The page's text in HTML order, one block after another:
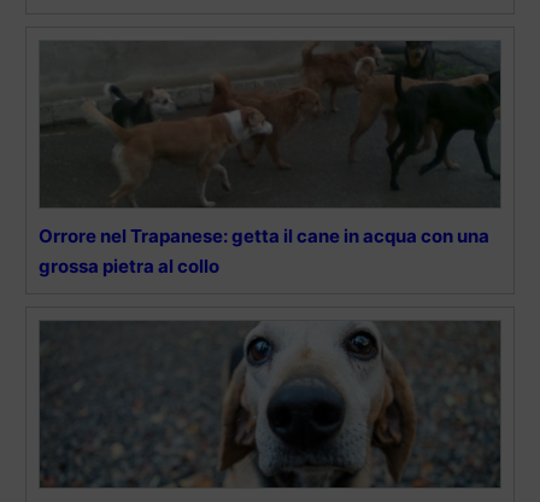
Orrore nel Trapanese: getta il cane in acqua con una
grossa pietra al collo